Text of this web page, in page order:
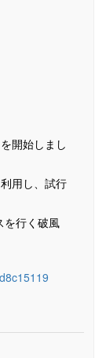
開始しまし
用し、試行
を行く破風